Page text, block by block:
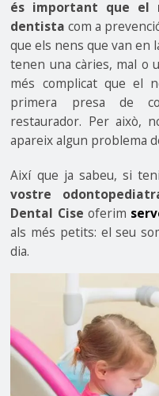
és important que el
dentista com a
que els nens que van en
tenen una càries, mal o
més complicat que el
primera presa de
restaurador. Per això,
apareix algun problema
Així que ja sabeu, si
vostre
Dental Cise oferim
als més petits: el seu
dia.